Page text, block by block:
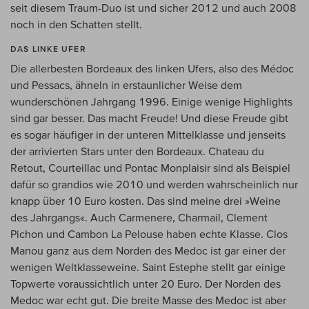
seit diesem Traum-Duo ist und sicher 2012 und auch 2008
noch in den Schatten stellt.
DAS LINKE UFER
Die allerbesten Bordeaux des linken Ufers, also des Médoc
und Pessacs, ähneln in erstaunlicher Weise dem
wunderschönen Jahrgang 1996. Einige wenige Highlights
sind gar besser. Das macht Freude! Und diese Freude gibt
es sogar häufiger in der unteren Mittelklasse und jenseits
der arrivierten Stars unter den Bordeaux. Chateau du
Retout, Courteillac und Pontac Monplaisir sind als Beispiel
dafür so grandios wie 2010 und werden wahrscheinlich nur
knapp über 10 Euro kosten. Das sind meine drei »Weine
des Jahrgangs«. Auch Carmenere, Charmail, Clement
Pichon und Cambon La Pelouse haben echte Klasse. Clos
Manou ganz aus dem Norden des Medoc ist gar einer der
wenigen Weltklasseweine. Saint Estephe stellt gar einige
Topwerte voraussichtlich unter 20 Euro. Der Norden des
Medoc war echt gut. Die breite Masse des Medoc ist aber